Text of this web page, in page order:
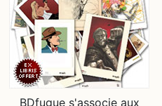
BDfugue s'associe aux